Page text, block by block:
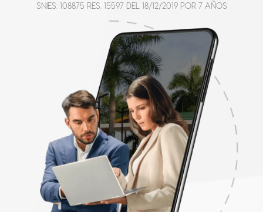
SNIES: 108875 RES. 15597 DEL 18/12/2019 POR 7 AÑOS